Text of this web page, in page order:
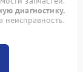
диагностику.